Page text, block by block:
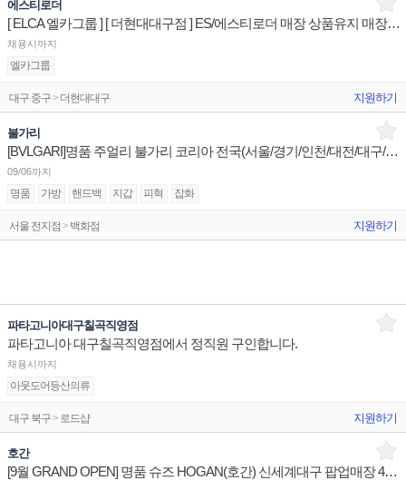
에스티로더
[ ELCA 엘카그룹 ] [ 더현대대구점 ] ES/에스티로더 매장 상품유지 매장판매사원
채용시까지
엘카그룹
대구 중구 > 더현대대구 지원하기
불가리
[BVLGARI]명품 주얼리 불가리 코리아 전국(서울/경기/인천/대전/대구/광주/부산) 점장/부점장/판매사원
09/06까지
명품 가방 핸드백 지갑 피혁 잡화
서울 전지점 > 백화점 지원하기
파타고니아대구칠곡직영점
파타고니아 대구칠곡직영점에서 정직원 구인합니다.
채용시까지
아웃도어등산의류
대구 북구 > 로드샵 지원하기
호간
[9월 GRAND OPEN] 명품 슈즈 HOGAN(호간) 신세계대구 팝업매장 4개월 계약직 판매사원 채용